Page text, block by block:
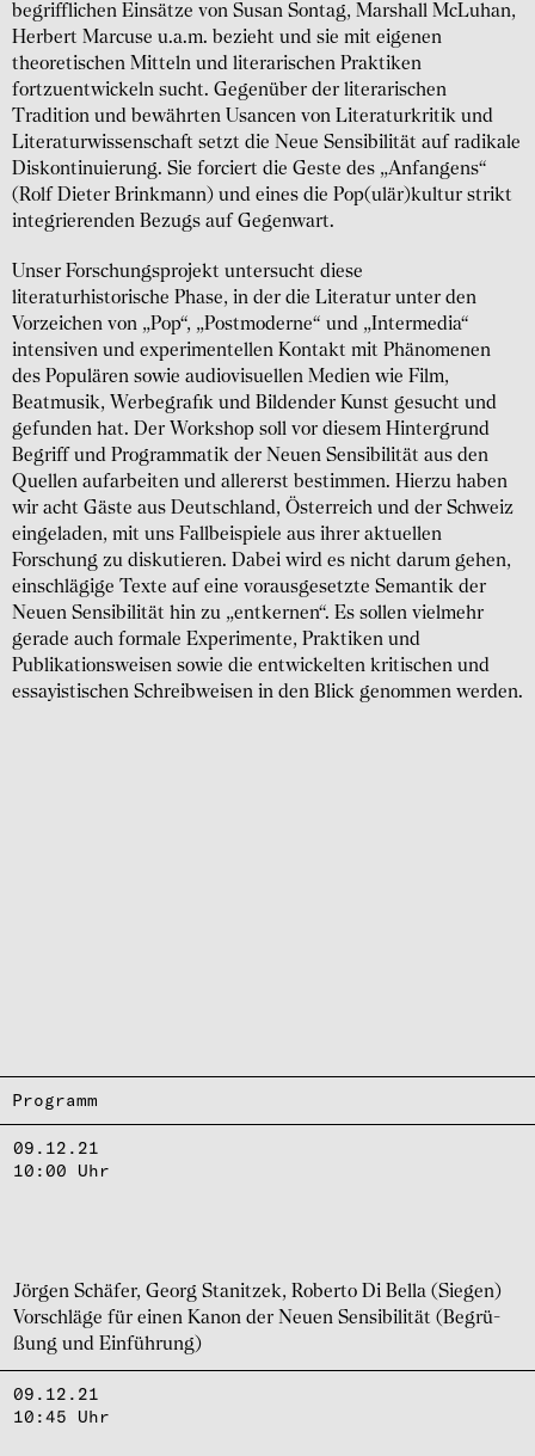
begrifflichen Einsätze von Susan Sontag, Marshall McLuhan,
Herbert Marcuse u.a.m. bezieht und sie mit eigenen
theoretischen Mitteln und literarischen Praktiken
fortzuentwickeln sucht. Gegenüber der literarischen
Tradition und bewährten Usancen von Literaturkritik und
Literaturwissenschaft setzt die Neue Sensibilität auf radikale
Diskontinuierung. Sie forciert die Geste des „Anfangens“
(Rolf Dieter Brinkmann) und eines die Pop(ulär)kultur strikt
integrierenden Bezugs auf Gegenwart.
Unser Forschungsprojekt untersucht diese
literaturhistorische Phase, in der die Literatur unter den
Vorzeichen von „Pop“, „Postmoderne“ und „Intermedia“
intensiven und experimentellen Kontakt mit Phänomenen
des Populären sowie audiovisuellen Medien wie Film,
Beatmusik, Werbegrafik und Bildender Kunst gesucht und
gefunden hat. Der Workshop soll vor diesem Hintergrund
Begriff und Programmatik der Neuen Sensibilität aus den
Quellen aufarbeiten und allererst bestimmen. Hierzu haben
wir acht Gäste aus Deutschland, Österreich und der Schweiz
eingeladen, mit uns Fallbeispiele aus ihrer aktuellen
Forschung zu diskutieren. Dabei wird es nicht darum gehen,
einschlägige Texte auf eine vorausgesetzte Semantik der
Neuen Sensibilität hin zu „entkernen“. Es sollen vielmehr
gerade auch formale Experimente, Praktiken und
Publikationsweisen sowie die entwickelten kritischen und
essayistischen Schreibweisen in den Blick genommen werden.
Programm
09.12.21
10:00 Uhr
Jörgen Schä­fer, Georg Stanit­zek, Roberto Di Bella (Siegen)
Vorschläge für einen Kanon der Neuen Sensi­bi­li­tät (Begrü­
ßung und Einfüh­rung)
09.12.21
10:45 Uhr